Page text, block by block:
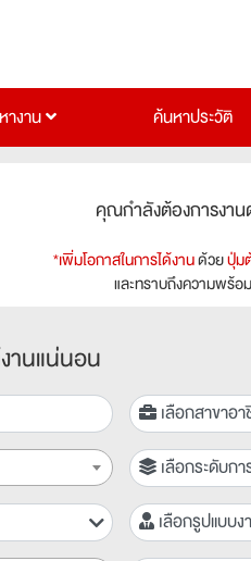
างาน ค้นหาประวัติ
คุณกำลังต้องการงาน
*เพิ่มโอกาสในการได้งานด้วยปุ่ม
และทราบถึงความพร้อ
านแน่นอน
เลือกสาขาอ
เลือกระดับกา
เลือกรูปแบบง